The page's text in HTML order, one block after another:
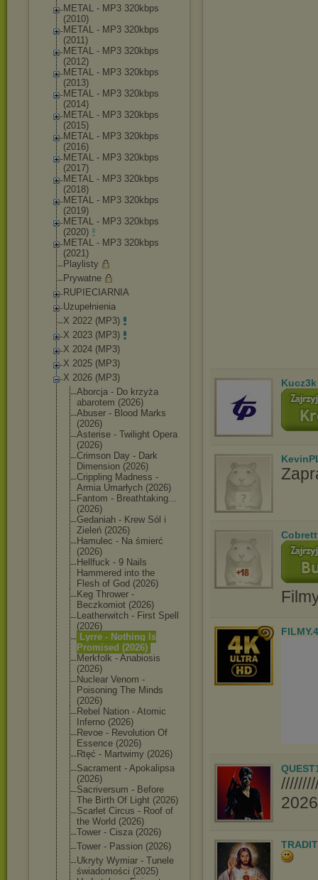
METAL - MP3 320kbps
(2010)
METAL - MP3 320kbps
(2011)
METAL - MP3 320kbps
(2012)
METAL - MP3 320kbps
(2013)
METAL - MP3 320kbps
(2014)
METAL - MP3 320kbps
(2015)
METAL - MP3 320kbps
(2016)
METAL - MP3 320kbps
(2017)
METAL - MP3 320kbps
(2018)
METAL - MP3 320kbps
(2019)
METAL - MP3 320kbps
(2020)
METAL - MP3 320kbps
(2021)
Playlisty
Prywatne
RUPIECIARNIA
Uzupełnienia
X 2022 (MP3)
X 2023 (MP3)
X 2024 (MP3)
X 2025 (MP3)
X 2026 (MP3)
Aborcja - Do krzyża
abarotem (2026)
Abuser - Blood Marks
(2026)
Asterise - Twilight Opera
(2026)
Crimson Day - Dark
Dimension (2026)
Crippling Madness -
Armia Umarłych (2026)
Fantom - Breathtaking...
(2026)
Gedaniah - Krew Sól i
Zieleń (2026)
Hamulec - Na śmierć
(2026)
Hellfuck - 9 Nails
Hammered into the
Flesh of God (2026)
Keg Thrower -
Beczkomiot (2026)
Leatherwitch - First Spell
(2026)
Lyrre - Nothing Is
Promised (2026)
Merkfolk - Anabiosis
(2026)
Nuclear Venom -
Poisoning The Minds
(2026)
Rebel Nation - Atomic
Inferno (2026)
Revoe - Revolution Of
Essence (2026)
Rtęć - Martwimy (2026)
Sacrament - Apokalipsa
(2026)
Sacriversum - Before
The Birth Of Light (2026)
Scarlet Circus - Roof of
the World (2026)
Tower - Cisza (2026)
Tower - Passion (2026)
Ukryty Wymiar - Tunele
świadomości (2025)
Kucz3k